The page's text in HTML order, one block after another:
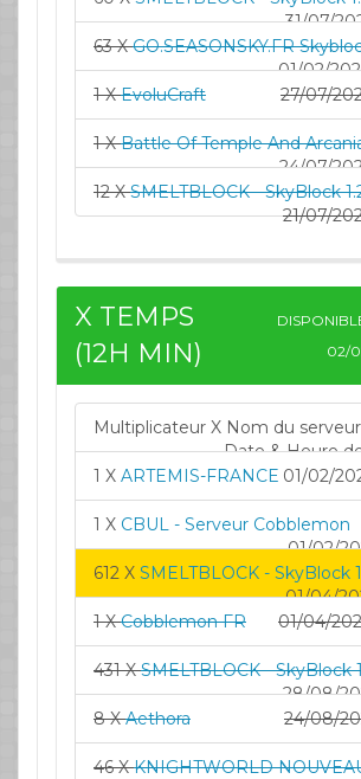
31/07/
63 XGO.SEASONSKY.FR
01/02/
1 XEvoluCraft 27/07/
1 XBattle Of Temple And
24/07/
12 XSMELTBLOCK - SkyBlock
21/07/
X TEMPS
(12H MIN)
02/
Multiplicateur X Nom du serveur
Date & Heure
1 X ARTEMIS-FRANCE 01/02/
1 X CBUL - Serveur Cobblemon
01/02/
612 X SMELTBLOCK - SkyBlock
01/04/
1 XCobblemon FR 01/04/
431 XSMELTBLOCK - SkyBlock
28/08/
8 XAethora 24/08/
46 XKNIGHTWORLD